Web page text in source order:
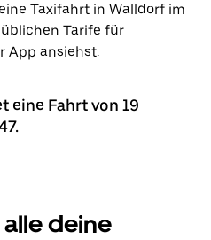
Taxifahrt in Walldorf im
Tarife für
App ansiehst.
eine Fahrt von 19
deine